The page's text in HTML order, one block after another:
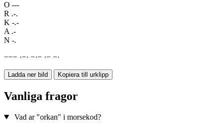
O ---
R .-.
K -.-
A .-
N -.
−−− ·−· −·− ·− −·
Ladda ner bild Kopiera till urklipp
Vanliga fragor
Vad ar "orkan" i morsekod?